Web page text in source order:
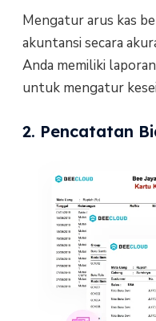
Mengatur arus kas
akuntansi secara
Anda memiliki
untuk mengatur
2. Pencatatan